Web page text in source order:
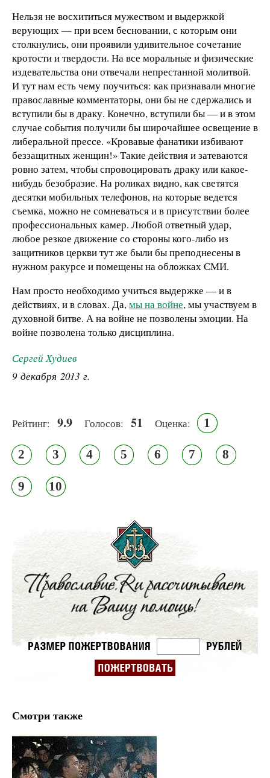
Нельзя не восхититься мужеством и выдержкой
верующих — при всем бесновании, с которым они
столкнулись, они проявили удивительное сочетание
кротости и твердости. На все моральные и физические
издевательства они отвечали непрестанной молитвой.
И тут нам есть чему поучиться: как признавали многие
православные комментаторы, они бы не сдержались и
вступили бы в драку. Конечно, вступили бы — и в этом
случае события получили бы широчайшее освещение в
либеральной прессе. «Кровавые фанатики избивают
беззащитных женщин!» Такие действия и затеваются
ровно затем, чтобы спровоцировать драку или какое-
нибудь безобразие. На роликах видно, как светятся
десятки мобильных телефонов, на которые ведется
съемка, можно не сомневаться и в присутствии более
профессиональных камер. Любой ответный удар,
любое резкое движение со стороны кого-либо из
защитников церкви тут же были бы преподнесены в
нужном ракурсе и помещены на обложках СМИ.
Нам просто необходимо учиться выдержке — и в
действиях, и в словах. Да,мы на войне, мы участвуем в
духовной битве. А на войне не позволены эмоции. На
войне позволена только дисциплина.
Сергей Худиев
9 декабря 2013 г.
Рейтинг: 9.9 Голосов: 51 Оценка: 1
2 3 4 5 6 7 8
9 10
Смотри также